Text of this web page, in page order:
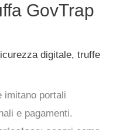
GovTrap
digitale,truffe
imitano portali
e pagamenti.